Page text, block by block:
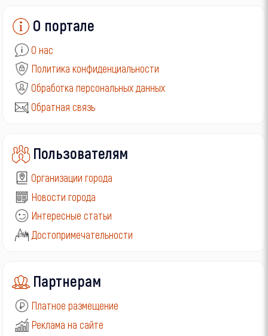
О портале
О нас
Политика конфиденциальности
Обработка персональных данных
Обратная связь
Пользователям
Организации города
Новости города
Интересные статьи
Достопримечательности
Партнерам
Платное размещение
Реклама на сайте